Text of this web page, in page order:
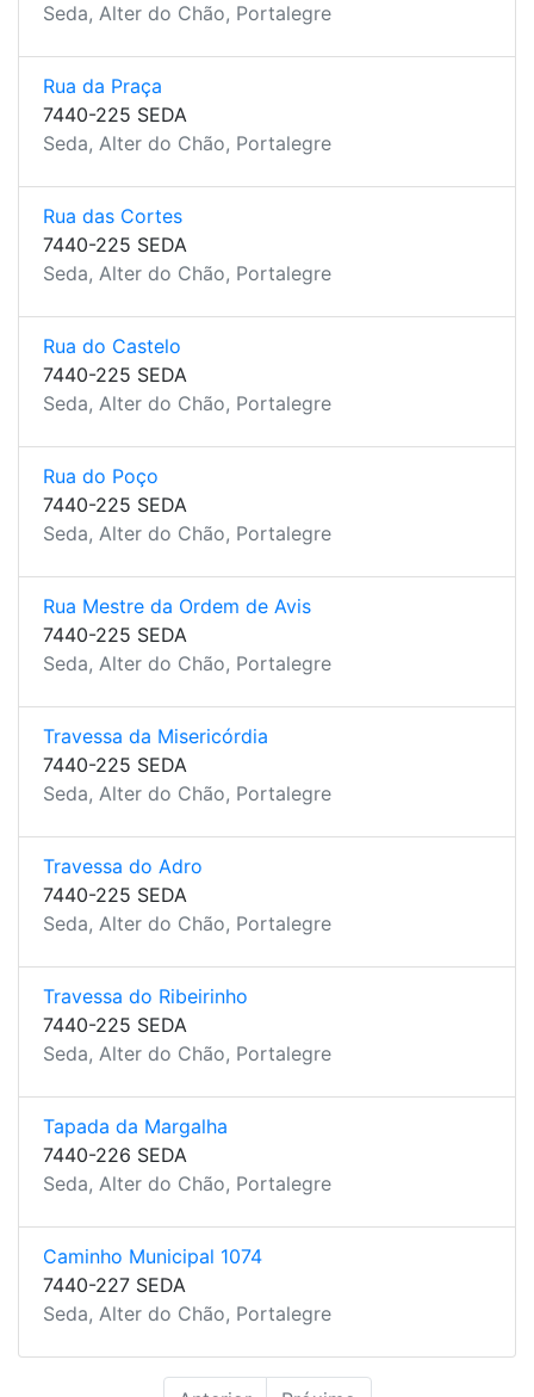
Seda, Alter do Chão, Portalegre
Rua da Praça
7440-225 SEDA
Seda, Alter do Chão, Portalegre
Rua das Cortes
7440-225 SEDA
Seda, Alter do Chão, Portalegre
Rua do Castelo
7440-225 SEDA
Seda, Alter do Chão, Portalegre
Rua do Poço
7440-225 SEDA
Seda, Alter do Chão, Portalegre
Rua Mestre da Ordem de Avis
7440-225 SEDA
Seda, Alter do Chão, Portalegre
Travessa da Misericórdia
7440-225 SEDA
Seda, Alter do Chão, Portalegre
Travessa do Adro
7440-225 SEDA
Seda, Alter do Chão, Portalegre
Travessa do Ribeirinho
7440-225 SEDA
Seda, Alter do Chão, Portalegre
Tapada da Margalha
7440-226 SEDA
Seda, Alter do Chão, Portalegre
Caminho Municipal 1074
7440-227 SEDA
Seda, Alter do Chão, Portalegre